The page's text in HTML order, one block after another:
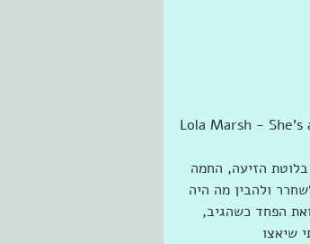
Lola Marsh - She's
בלוטת הזיעה, החמה
ולהבין מה היה
הפחד כשהגיב,
שיאצו